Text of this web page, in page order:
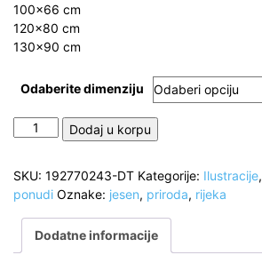
100×66 cm
120×80 cm
130×90 cm
Odaberite dimenziju
Prekrasan
i
rijeka,
ilustracija
količina
Dodaj u korpu
SKU: 192770243-DT Kategorije: Ilustracije,
ponudi Oznake: jesen, priroda, rijeka
Dodatne informacije